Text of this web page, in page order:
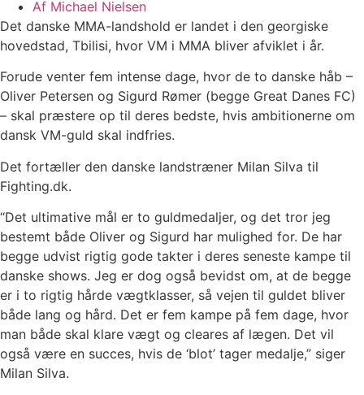
Af Michael Nielsen
Det danske MMA-landshold er landet i den georgiske
hovedstad, Tbilisi, hvor VM i MMA bliver afviklet i år.
Forude venter fem intense dage, hvor de to danske håb –
Oliver Petersen og Sigurd Rømer (begge Great Danes FC)
– skal præstere op til deres bedste, hvis ambitionerne om
dansk VM-guld skal indfries.
Det fortæller den danske landstræner Milan Silva til
Fighting.dk.
“Det ultimative mål er to guldmedaljer, og det tror jeg
bestemt både Oliver og Sigurd har mulighed for. De har
begge udvist rigtig gode takter i deres seneste kampe til
danske shows. Jeg er dog også bevidst om, at de begge
er i to rigtig hårde vægtklasser, så vejen til guldet bliver
både lang og hård. Det er fem kampe på fem dage, hvor
man både skal klare vægt og cleares af lægen. Det vil
også være en succes, hvis de ‘blot’ tager medalje,” siger
Milan Silva.